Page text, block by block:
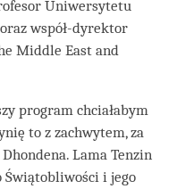
Uniwersytetu
współ-dyrektor
Middle East and
program chciałabym
to z zachwytem, za
Lama Tenzin
Świątobliwości i jego